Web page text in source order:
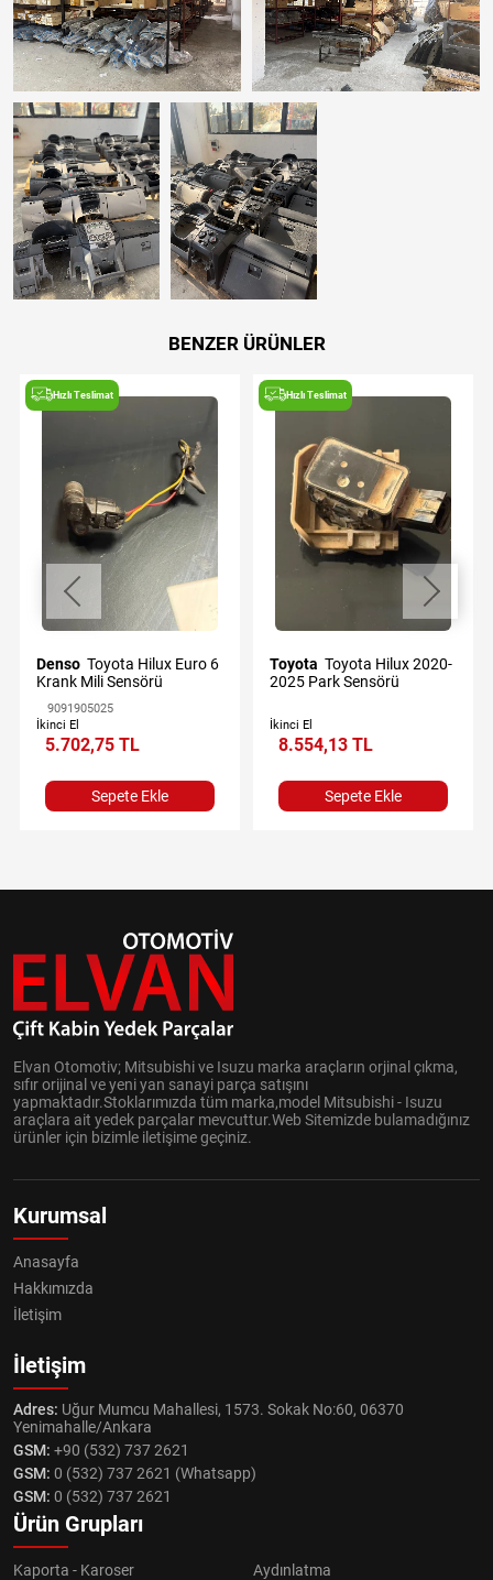
BENZER ÜRÜNLER
Hızlı Teslimat
Denso Toyota Hilux Euro 6
Krank Mili Sensörü
9091905025
İkinci El
5.702,75 TL
Sepete Ekle
Hızlı Teslimat
Toyota
2025 Park Sensörü
İkinci El
8.554,13 TL
Sepete Ekle
Elvan Otomotiv; Mitsubishi ve Isuzu marka araçların orjinal çıkma,
sıfır orijinal ve yeni yan sanayi parça satışını
yapmaktadır.Stoklarımızda tüm marka,model Mitsubishi - Isuzu
araçlara ait yedek parçalar mevcuttur.Web Sitemizde bulamadığınız
ürünler için bizimle iletişime geçiniz.
Kurumsal
Anasayfa
Hakkımızda
İletişim
İletişim
Adres: Uğur Mumcu Mahallesi, 1573. Sokak No:60, 06370
Yenimahalle/Ankara
GSM: +90 (532) 737 2621
GSM: 0 (532) 737 2621 (Whatsapp)
GSM: 0 (532) 737 2621
Ürün Grupları
Kaporta - Karoser
Aydınlatma